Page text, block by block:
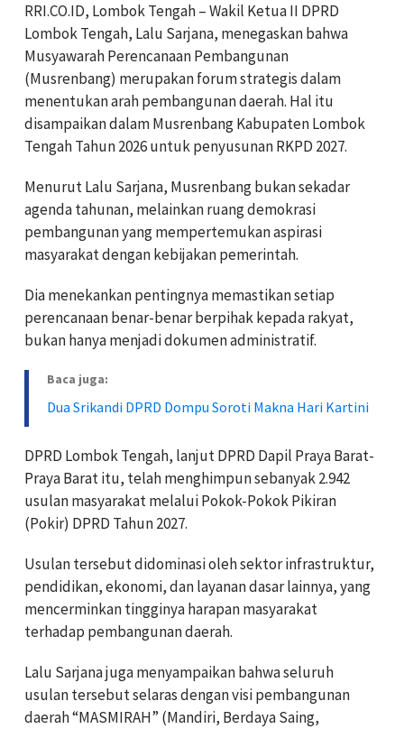
RRI.CO.ID, Lombok Tengah – Wakil Ketua II DPRD
Lombok Tengah, Lalu Sarjana, menegaskan bahwa
Musyawarah Perencanaan Pembangunan
(Musrenbang) merupakan forum strategis dalam
menentukan arah pembangunan daerah. Hal itu
disampaikan dalam Musrenbang Kabupaten Lombok
Tengah Tahun 2026 untuk penyusunan RKPD 2027.
Menurut Lalu Sarjana, Musrenbang bukan sekadar
agenda tahunan, melainkan ruang demokrasi
pembangunan yang mempertemukan aspirasi
masyarakat dengan kebijakan pemerintah.
Dia menekankan pentingnya memastikan setiap
perencanaan benar-benar berpihak kepada rakyat,
bukan hanya menjadi dokumen administratif.
Baca juga:
Dua Srikandi DPRD Dompu Soroti Makna Hari Kartini
DPRD Lombok Tengah, lanjut DPRD Dapil Praya Barat-
Praya Barat itu, telah menghimpun sebanyak 2.942
usulan masyarakat melalui Pokok-Pokok Pikiran
(Pokir) DPRD Tahun 2027.
Usulan tersebut didominasi oleh sektor infrastruktur,
pendidikan, ekonomi, dan layanan dasar lainnya, yang
mencerminkan tingginya harapan masyarakat
terhadap pembangunan daerah.
Lalu Sarjana juga menyampaikan bahwa seluruh
usulan tersebut selaras dengan visi pembangunan
daerah “MASMIRAH” (Mandiri, Berdaya Saing,